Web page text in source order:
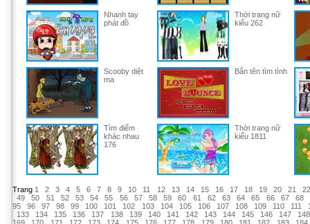
Nhanh tay
phát đồ
Thời trang nữ
kiểu 262
Scooby diệt
ma
Bắn tên tìm tình
Tìm điểm
khác nhau
176
Thời trang nữ
kiểu 1811
Trang 1 2 3 4 5 6 7 8 9 10 11 12 13 14 15 16 17 18 19 20 21
22
49
50 51 52 53 54 55 56 57 58 59 60 61 62 63 64 65 66 67
68
95
96 97 98 99 100 101 102 103 104 105 106 107 108 109 110 111
133
134 135 136 137 138 139 140 141 142 143 144 145 146 147
148